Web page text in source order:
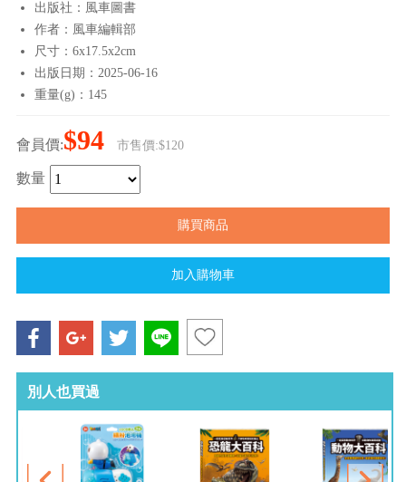
出版社：風車圖書
作者：風車編輯部
尺寸：6x17.5x2cm
出版日期：2025-06-16
重量(g)：145
會員價:$94 市售價:$120
數量
別人也買過